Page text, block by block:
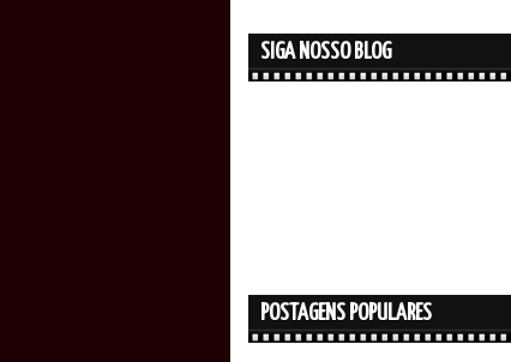
SIGA NOSSO BLOG
POSTAGENS POPULARES